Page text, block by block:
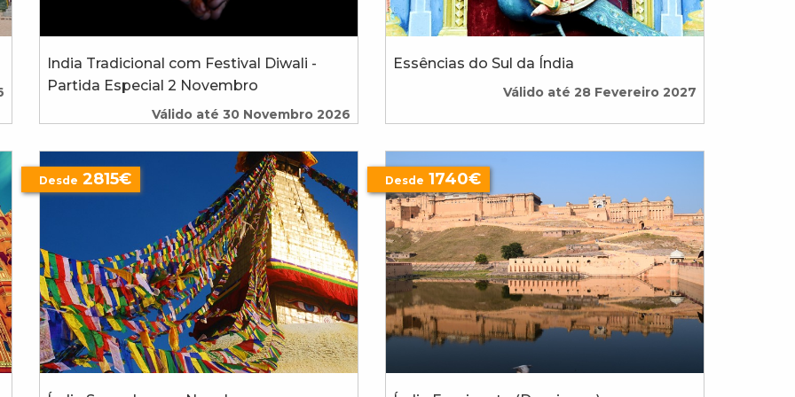
India Tradicional com Festival Diwali -
Partida Especial 2 Novembro
Válido até 30 Novembro 2026
Essências do Sul da Índia
Válido até 28 Fevereiro 2027
Desde 2815€ Desde 1740€